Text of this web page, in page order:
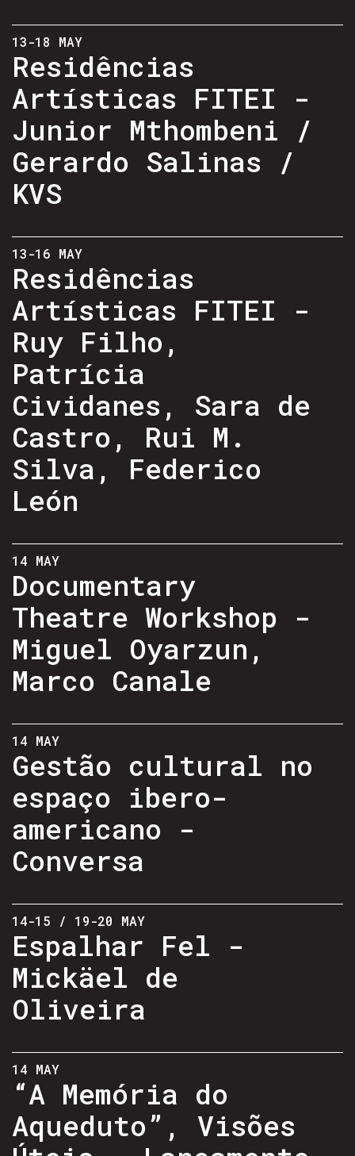
13-18 MAY
Residências
Artísticas FITEI -
Junior Mthombeni /
Gerardo Salinas /
KVS
13-16 MAY
Residências
Artísticas FITEI -
Ruy Filho,
Patrícia
Cividanes, Sara de
Castro, Rui M.
Silva, Federico
León
14 MAY
Documentary
Theatre Workshop -
Miguel Oyarzun,
Marco Canale
14 MAY
Gestão cultural no
espaço ibero-
americano -
Conversa
14-15 / 19-20 MAY
Espalhar Fel -
Mickäel de
Oliveira
14 MAY
“A Memória do
Aqueduto”, Visões